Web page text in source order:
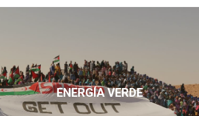
ENERGÍA VERDE